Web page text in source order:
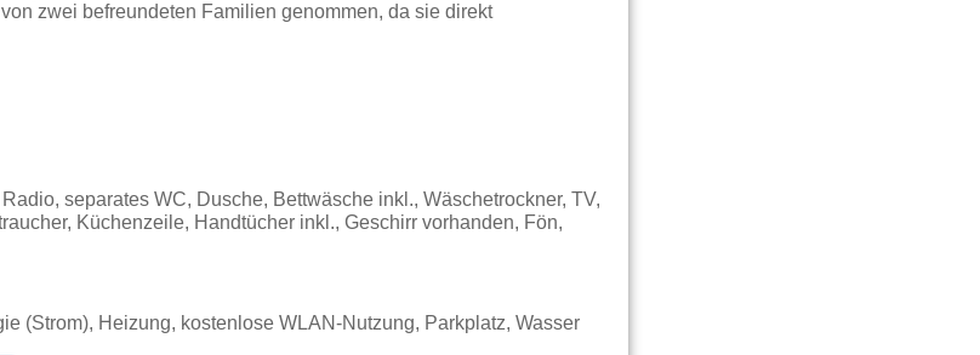
zwei befreundeten Familien genommen, da sie direkt
separates WC, Dusche, Bettwäsche inkl., Wäschetrockner, TV,
Küchenzeile, Handtücher inkl., Geschirr vorhanden, Fön,
(Strom), Heizung, kostenlose WLAN-Nutzung, Parkplatz, Wasser